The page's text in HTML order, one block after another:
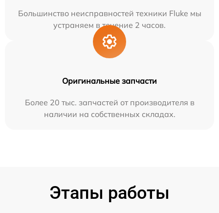
Большинство неисправностей техники Fluke мы
устраняем в течение 2 часов.
Оригинальные запчасти
Более 20 тыс. запчастей от производителя в
наличии на собственных складах.
Этапы работы